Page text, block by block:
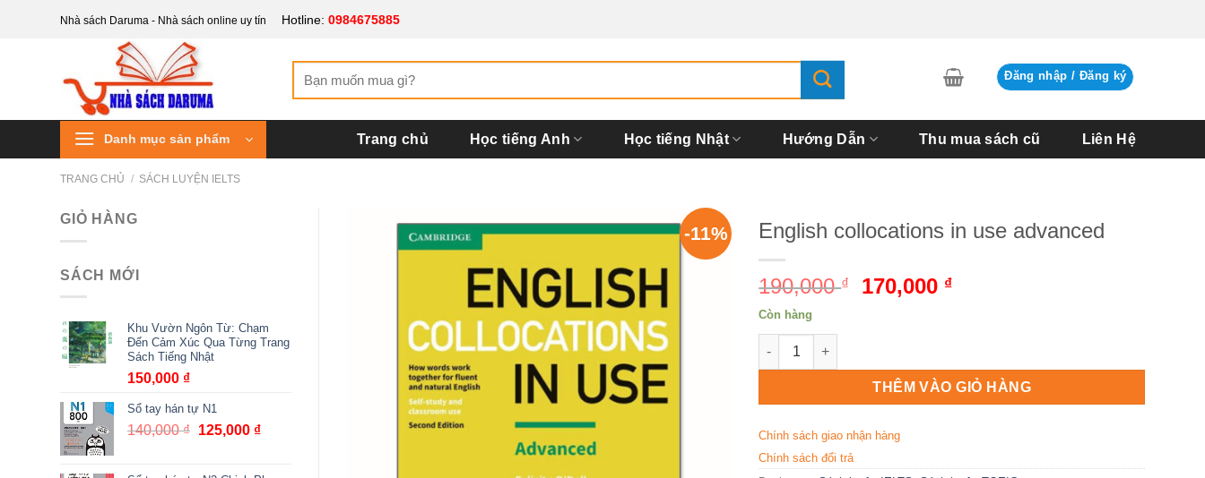
Nhà sách Daruma - Nhà sách online uy tín Hotline: 0984675885
kiếm:
Đăng nhập / Đăng ký
Danh mục sản phẩm Trang chủ Học tiếng Anh Học tiếng Nhật Hướng Dẫn Thu mua sách cũ Liên Hệ
TRANG CHỦ / SÁCH LUYỆN IELTS
GIỎ HÀNG
SÁCH MỚI
Khu Vườn Ngôn Từ: Chạm
Đến Cảm Xúc Qua Từng Trang
Sách Tiếng Nhật
150,000 ₫
Sổ tay hán tự N1
140,000₫ Giá
125,000 ₫Giá
-11% English collocations in use advanced
190,000₫
Giá
170,000 ₫
170,000 ₫.
Còn hàng
English collocations in use advanced số lượng
THÊM VÀO GIỎ HÀNG
Chính sách giao nhận hàng
Chính sách đổi trả